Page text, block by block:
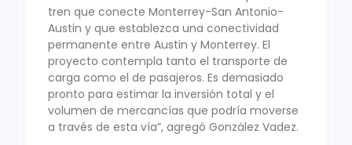
tren que conecte Monterrey-San Antonio-
Austin y que establezca una conectividad
permanente entre Austin y Monterrey. El
proyecto contempla tanto el transporte de
carga como el de pasajeros. Es demasiado
pronto para estimar la inversión total y el
volumen de mercancías que podría moverse
a través de esta vía”, agregó González Vadez.